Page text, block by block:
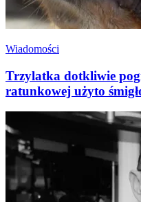
Wiadomości
Trzylatka dotkliwie
ratunkowej użyto